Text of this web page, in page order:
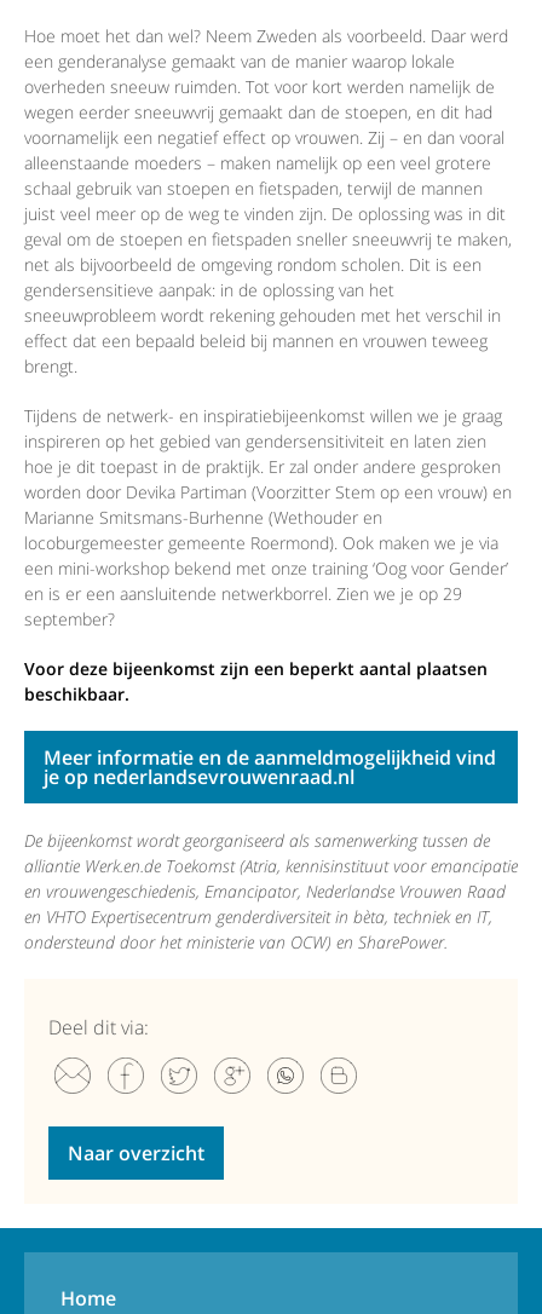
Hoe moet het dan wel? Neem Zweden als voorbeeld. Daar werd
een genderanalyse gemaakt van de manier waarop lokale
overheden sneeuw ruimden. Tot voor kort werden namelijk de
wegen eerder sneeuwvrij gemaakt dan de stoepen, en dit had
voornamelijk een negatief effect op vrouwen. Zij – en dan vooral
alleenstaande moeders – maken namelijk op een veel grotere
schaal gebruik van stoepen en fietspaden, terwijl de mannen
juist veel meer op de weg te vinden zijn. De oplossing was in dit
geval om de stoepen en fietspaden sneller sneeuwvrij te maken,
net als bijvoorbeeld de omgeving rondom scholen. Dit is een
gendersensitieve aanpak: in de oplossing van het
sneeuwprobleem wordt rekening gehouden met het verschil in
effect dat een bepaald beleid bij mannen en vrouwen teweeg
brengt.
Tijdens de netwerk- en inspiratiebijeenkomst willen we je graag
inspireren op het gebied van gendersensitiviteit en laten zien
hoe je dit toepast in de praktijk. Er zal onder andere gesproken
worden door Devika Partiman (Voorzitter Stem op een vrouw) en
Marianne Smitsmans-Burhenne (Wethouder en
locoburgemeester gemeente Roermond). Ook maken we je via
een mini-workshop bekend met onze training ‘Oog voor Gender’
en is er een aansluitende netwerkborrel. Zien we je op 29
september?
Voor deze bijeenkomst zijn een beperkt aantal plaatsen
beschikbaar.
Meer informatie en de aanmeldmogelijkheid vind
je op nederlandsevrouwenraad.nl
De bijeenkomst wordt georganiseerd als samenwerking tussen de
alliantie Werk.en.de Toekomst (Atria, kennisinstituut voor emancipatie
en vrouwengeschiedenis, Emancipator, Nederlandse Vrouwen Raad
en VHTO Expertisecentrum genderdiversiteit in bèta, techniek en IT,
ondersteund door het ministerie van OCW) en SharePower.
Deel dit via:
Naar overzicht
Home